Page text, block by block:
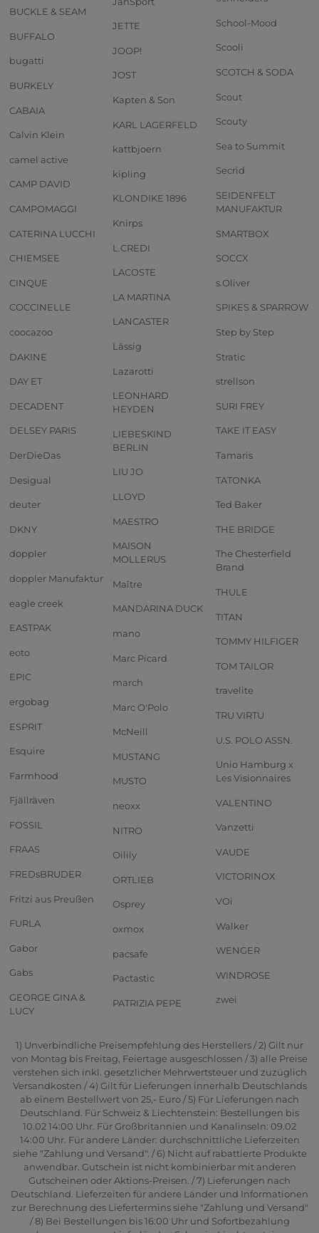
BUCKLE & SEAM
BUFFALO
bugatti
BURKELY
CABAIA
Calvin Klein
camel active
CAMP DAVID
CAMPOMAGGI
CATERINA LUCCHI
CHIEMSEE
CINQUE
COCCINELLE
coocazoo
DAKINE
DAY ET
DECADENT
DELSEY PARIS
DerDieDas
Desigual
deuter
DKNY
doppler
doppler Manufaktur
eagle creek
EASTPAK
eoto
EPIC
ergobag
ESPRIT
Esquire
Farmhood
Fjällräven
FOSSIL
FRAAS
FREDsBRUDER
Fritzi aus Preußen
FURLA
Gabor
Gabs
GEORGE GINA &
LUCY
JETTE
JOOP!
JOST
Kapten & Son
KARL LAGERFELD
kattbjoern
kipling
KLONDIKE 1896
Knirps
L.CREDI
LACOSTE
LA MARTINA
LANCASTER
Lässig
Lazarotti
LEONHARD
HEYDEN
LIEBESKIND
BERLIN
LIU JO
LLOYD
MAESTRO
MAISON
MOLLERUS
Maître
MANDARINA DUCK
mano
Marc Picard
march
Marc O'Polo
McNeill
MUSTANG
MUSTO
neoxx
NITRO
Oilily
ORTLIEB
Osprey
oxmox
pacsafe
Pactastic
PATRIZIA PEPE
School-Mood
Scooli
SCOTCH & SODA
Scout
Scouty
Sea to Summit
Secrid
SEIDENFELT
MANUFAKTUR
SMARTBOX
SOCCX
s.Oliver
SPIKES & SPARROW
Step by Step
Stratic
strellson
SURI FREY
TAKE IT EASY
Tamaris
TATONKA
Ted Baker
THE BRIDGE
The Chesterfield
Brand
THULE
TITAN
TOMMY HILFIGER
TOM TAILOR
travelite
TRU VIRTU
U.S. POLO ASSN.
Unio Hamburg x
Les Visionnaires
VALENTINO
Vanzetti
VAUDE
VICTORINOX
VOi
Walker
WENGER
WINDROSE
zwei
1) Unverbindliche Preisempfehlung des Herstellers / 2) Gilt nur
von Montag bis Freitag, Feiertage ausgeschlossen / 3) alle Preise
verstehen sich inkl. gesetzlicher Mehrwertsteuer und zuzüglich
Versandkosten / 4) Gilt für Lieferungen innerhalb Deutschlands
ab einem Bestellwert von 25,- Euro / 5) Für Lieferungen nach
Deutschland. Für Schweiz & Liechtenstein: Bestellungen bis
10.02 14:00 Uhr. Für Großbritannien und Kanalinseln: 09.02
14:00 Uhr. Für andere Länder: durchschnittliche Lieferzeiten
siehe "Zahlung und Versand". / 6) Nicht auf rabattierte Produkte
anwendbar. Gutschein ist nicht kombinierbar mit anderen
Gutscheinen oder Aktions-Preisen. / 7) Lieferungen nach
Deutschland. Lieferzeiten für andere Länder und Informationen
zur Berechnung des Liefertermins siehe "Zahlung und Versand"
/ 8) Bei Bestellungen bis 16:00 Uhr und Sofortbezahlung